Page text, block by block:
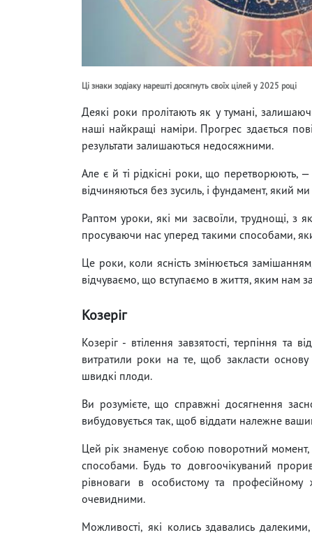
Ці знаки зодіаку нарешті досягнуть своїх цілей у 2025 році
Деякі роки пролітають як у тумані,
наші найкращі наміри. Прогрес здається
результати залишаються недосяжними.
Але є й ті рідкісні роки, що перетворюють, —
відчиняються без зусиль, і фундамент, який
Раптом уроки, які ми засвоїли, труднощі, з
просуваючи нас уперед такими способами,
Це роки, коли ясність змінюється
відчуваємо, що вступаємо в життя, яким нам
Козеріг
Козеріг - втілення завзятості, терпіння та
витратили роки на те, щоб закласти
швидкі плоди.
Ви розумієте, що справжні досягнення
вибудовується так, щоб віддати належне
Цей рік знаменує собою поворотний момент,
способами. Будь то довгоочікуваний
рівноваги в особистому та професійному
очевидними.
Можливості, які колись здавались